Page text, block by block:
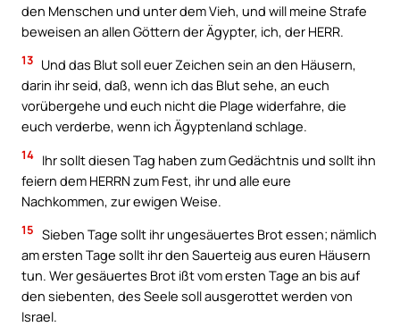
den Menschen und unter dem Vieh, und will meine Strafe
beweisen an allen Göttern der Ägypter, ich, der HERR.
13 Und das Blut soll euer Zeichen sein an den Häusern,
darin ihr seid, daß, wenn ich das Blut sehe, an euch
vorübergehe und euch nicht die Plage widerfahre, die
euch verderbe, wenn ich Ägyptenland schlage.
14 Ihr sollt diesen Tag haben zum Gedächtnis und sollt ihn
feiern dem HERRN zum Fest, ihr und alle eure
Nachkommen, zur ewigen Weise.
15 Sieben Tage sollt ihr ungesäuertes Brot essen; nämlich
am ersten Tage sollt ihr den Sauerteig aus euren Häusern
tun. Wer gesäuertes Brot ißt vom ersten Tage an bis auf
den siebenten, des Seele soll ausgerottet werden von
Israel.